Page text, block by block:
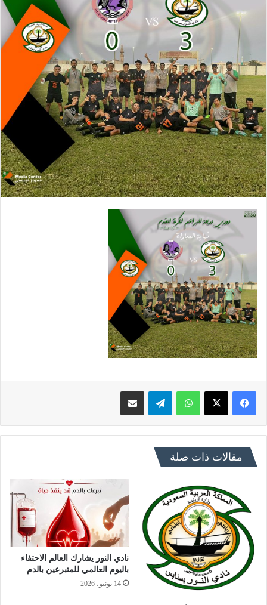
فيسبوك X واتساب تيلقرام
مقالات ذات صلة
نادي النور يشارك العالم الاحتفاء
باليوم العالمي للمتبرعين بالدم
14 يونيو، 2026